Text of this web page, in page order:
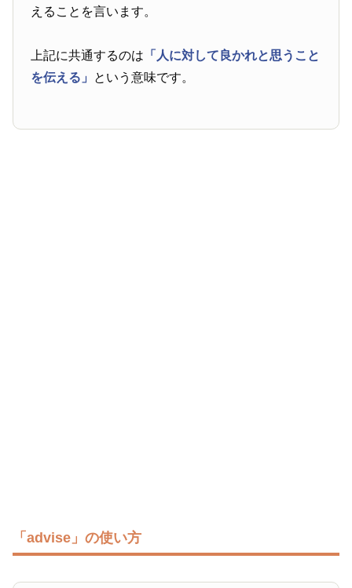
えることを言います。
上記に共通するのは 「人に対して良かれと思うこと
を伝える」 という意味です。
「advise」の使い方